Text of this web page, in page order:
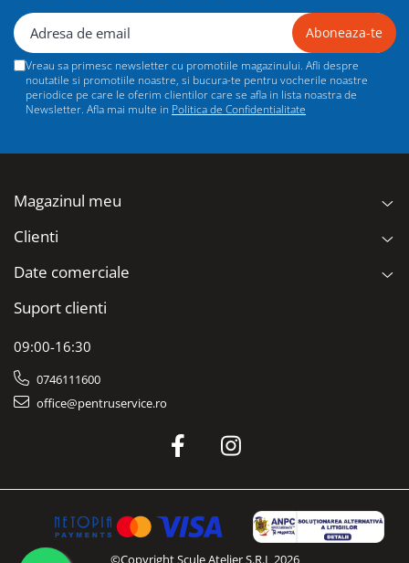
Vreau sa primesc newsletter cu promotiile magazinului. Afli despre
noutatile si promotiile noastre, si bucura-te pentru vocherile noastre
periodice pe care le oferim clientilor care se afla in lista noastra de
Newsletter. Afla mai multe in Politica de Confidentialitate
Magazinul meu
Clienti
Date comerciale
Suport clienti
09:00-16:30
0746111600
office@pentruservice.ro